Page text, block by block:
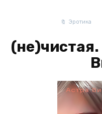
Эротика